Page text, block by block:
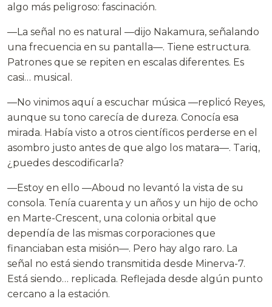
algo más peligroso: fascinación.
—La señal no es natural —dijo Nakamura, señalando
una frecuencia en su pantalla—. Tiene estructura.
Patrones que se repiten en escalas diferentes. Es
casi… musical.
—No vinimos aquí a escuchar música —replicó Reyes,
aunque su tono carecía de dureza. Conocía esa
mirada. Había visto a otros científicos perderse en el
asombro justo antes de que algo los matara—. Tariq,
¿puedes descodificarla?
—Estoy en ello —Aboud no levantó la vista de su
consola. Tenía cuarenta y un años y un hijo de ocho
en Marte-Crescent, una colonia orbital que
dependía de las mismas corporaciones que
financiaban esta misión—. Pero hay algo raro. La
señal no está siendo transmitida desde Minerva-7.
Está siendo… replicada. Reflejada desde algún punto
cercano a la estación.